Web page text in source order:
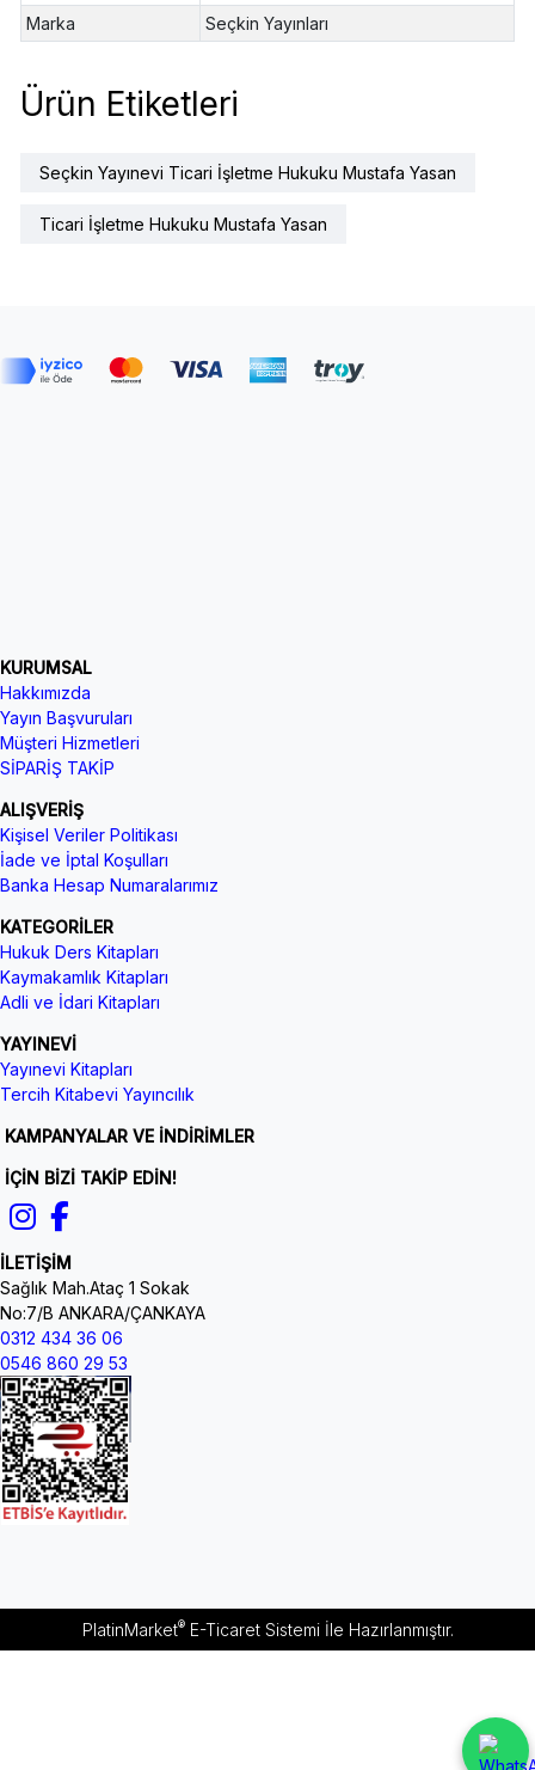
Marka
Seçkin Yayınları
Ürün Etiketleri
Seçkin Yayınevi Ticari İşletme Hukuku Mustafa Yasan
Ticari İşletme Hukuku Mustafa Yasan
KURUMSAL
Hakkımızda
Yayın Başvuruları
Müşteri Hizmetleri
SİPARİŞ TAKİP
ALIŞVERİŞ
Kişisel Veriler Politikası
İade ve İptal Koşulları
Banka Hesap Numaralarımız
KATEGORİLER
Hukuk Ders Kitapları
Kaymakamlık Kitapları
Adli ve İdari Kitapları
YAYINEVİ
Yayınevi Kitapları
Tercih Kitabevi Yayıncılık
KAMPANYALAR VE İNDİRİMLER
İÇİN BİZİ TAKİP EDİN!
İLETİŞİM
Sağlık Mah.Ataç 1 Sokak
No:7/B ANKARA/ÇANKAYA
0312 434 36 06
0546 860 29 53
PlatinMarket®E-Ticaret Sistemiİle Hazırlanmıştır.